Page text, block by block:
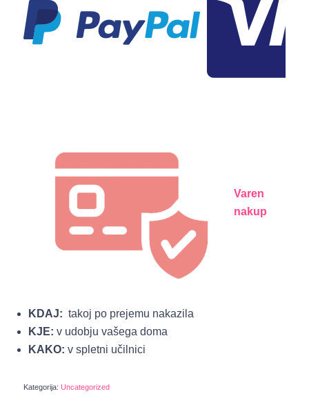
Varen
nakup
KDAJ: takoj po prejemu nakazila
KJE: v udobju vašega doma
KAKO: v spletni učilnici
Kategorija: Uncategorized